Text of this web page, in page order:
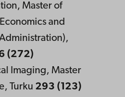
Master of
and
(272)
Imaging, Master
Turku 293 (123)